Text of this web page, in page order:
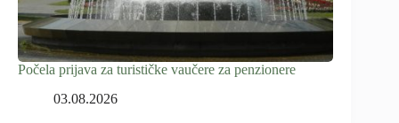
Počela prijava za turističke vaučere za penzionere
03.08.2026